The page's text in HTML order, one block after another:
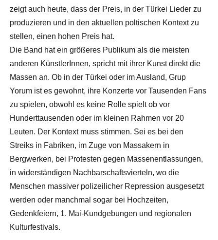
zeigt auch heute, dass der Preis, in der Türkei Lieder zu
produzieren und in den aktuellen poltischen Kontext zu
stellen, einen hohen Preis hat.
Die Band hat ein größeres Publikum als die meisten
anderen KünstlerInnen, spricht mit ihrer Kunst direkt die
Massen an. Ob in der Türkei oder im Ausland, Grup
Yorum ist es gewohnt, ihre Konzerte vor Tausenden Fans
zu spielen, obwohl es keine Rolle spielt ob vor
Hunderttausenden oder im kleinen Rahmen vor 20
Leuten. Der Kontext muss stimmen. Sei es bei den
Streiks in Fabriken, im Zuge von Massakern in
Bergwerken, bei Protesten gegen Massenentlassungen,
in widerständigen Nachbarschaftsvierteln, wo die
Menschen massiver polizeilicher Repression ausgesetzt
werden oder manchmal sogar bei Hochzeiten,
Gedenkfeiern, 1. Mai-Kundgebungen und regionalen
Kulturfestivals.